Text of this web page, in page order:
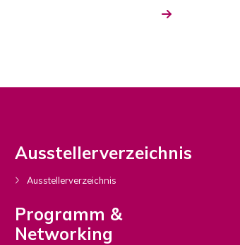
Ausstellerverzeichnis
Ausstellerverzeichnis
Programm &
Networking